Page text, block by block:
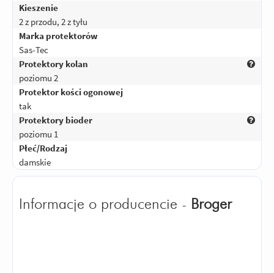
Kieszenie
2 z przodu, 2 z tyłu
Marka protektorów
Sas-Tec
Protektory kolan
poziomu 2
Protektor kości ogonowej
tak
Protektory bioder
poziomu 1
Płeć/Rodzaj
damskie
Informacje o producencie - Broger